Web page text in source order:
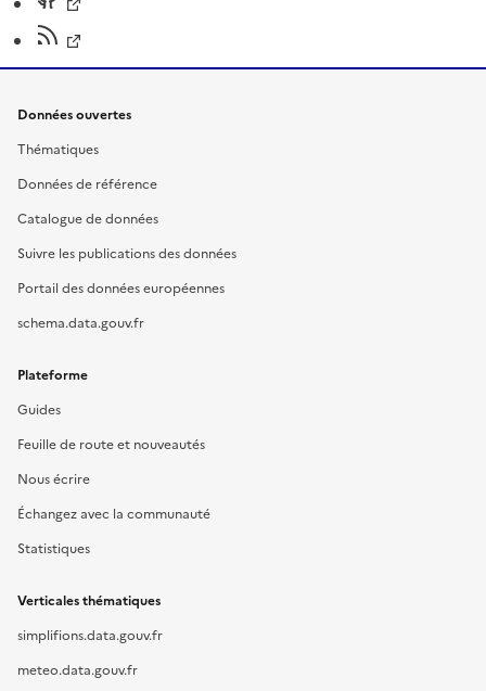
Données ouvertes
Thématiques
Données de référence
Catalogue de données
Suivre les publications des données
Portail des données européennes
schema.data.gouv.fr
Plateforme
Guides
Feuille de route et nouveautés
Nous écrire
Échangez avec la communauté
Statistiques
Verticales thématiques
simplifions.data.gouv.fr
meteo.data.gouv.fr